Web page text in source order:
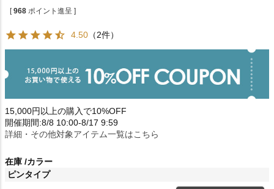
[ 968 ポイント進呈 ]
4.50 （2件）
15,000円以上の購入で10%OFF
開催期間:8/8 10:00-8/17 9:59
詳細・その他対象アイテム一覧はこちら
在庫 カラー
ピンタイプ